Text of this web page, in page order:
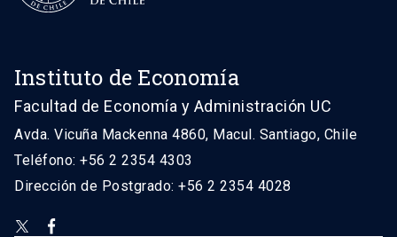
Instituto de Economía
Facultad de Economía y Administración UC
Avda. Vicuña Mackenna 4860, Macul. Santiago, Chile
Teléfono: +56 2 2354 4303
Dirección de Postgrado: +56 2 2354 4028